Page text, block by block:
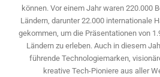
können. Vor einem Jahr ­waren 220.000
Ländern, ­darunter 22.000 internationale
gekommen, um die Präsen­tationen von
Ländern zu erleben. Auch in diesem
führende Technologiemarken,
kreative Tech-Pioniere aus aller